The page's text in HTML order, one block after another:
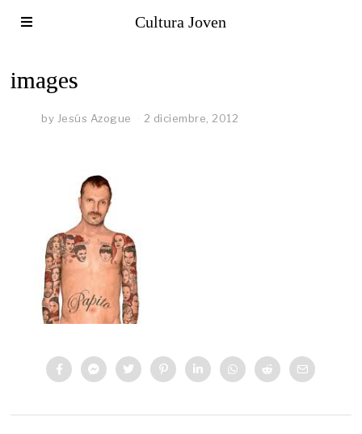
Cultura Joven
images
by Jesús Azogue 2 diciembre, 2012